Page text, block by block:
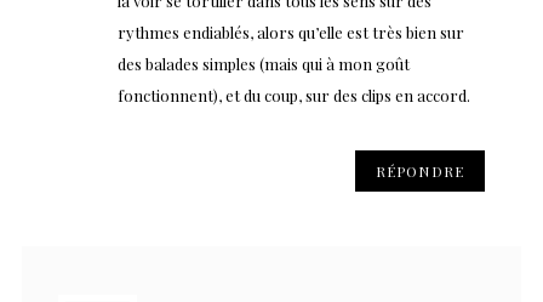
rythmes endiablés, alors qu’elle est très bien sur
des balades simples (mais qui à mon goût
fonctionnent), et du coup, sur des clips en accord.
RÉPONDRE